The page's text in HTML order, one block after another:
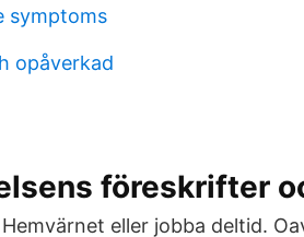
symptoms
opåverkad
föreskrifter
eller jobba deltid.